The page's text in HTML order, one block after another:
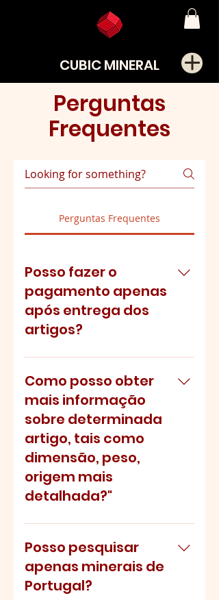
CUBIC MINERAL
Perguntas
Frequentes
Perguntas Frequentes
Posso fazer o
pagamento apenas
após entrega dos
artigos?
É possível apenas para entregas
pessoais na região de Lisboa,
normalmente acima de 40€, e
dependendo da nossa
disponibilidade para efetuar a
entrega.
Como posso obter
mais informação
sobre determinada
artigo, tais como
dimensão, peso,
origem mais
detalhada?"
Dentro das nossa possibilidades,
procuraremos fornecer toda a
informação adicional desejada
indicando-nos a referência do artigo
em questão.
Posso pesquisar
apenas minerais de
Portugal?